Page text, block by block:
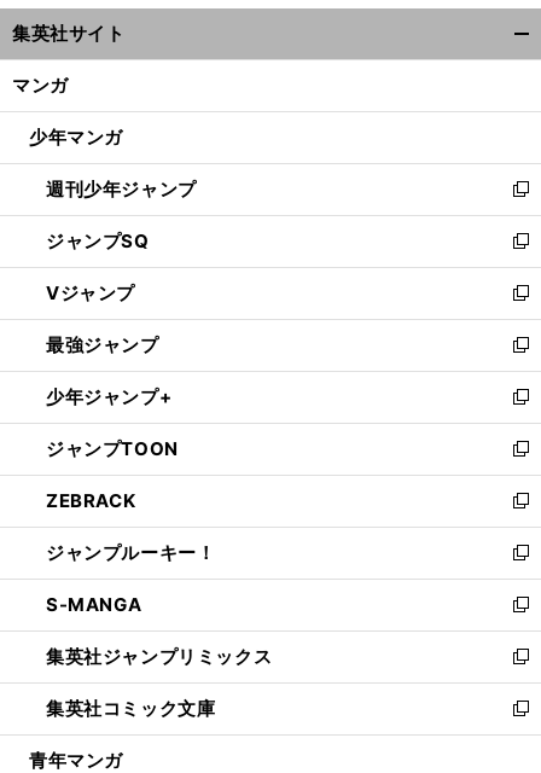
ウ
ィ
ン
ウ
開
く
集英社サイト
マンガ
少年マンガ
週刊少年ジャンプ
新
し
い
ウ
ィ
ン
ド
ウ
で
開
く
ジャンプSQ
新
し
い
ウ
ィ
ン
ド
ウ
で
開
く
Vジャンプ
新
し
い
ウ
ィ
ン
ド
ウ
で
開
く
最強ジャンプ
新
し
い
ウ
ィ
ン
ド
ウ
で
開
く
少年ジャンプ+
新
し
い
ウ
ィ
ン
ド
ウ
で
開
く
ジャンプTOON
新
し
い
ウ
ィ
ン
ド
ウ
で
開
く
ZEBRACK
新
し
い
ウ
ィ
ン
ド
ウ
で
開
ジャンプルーキー！
新
し
い
ウ
ィ
ン
ド
ウ
S-MANGA
新
し
い
ウ
ィ
ン
集英社ジャンプリミックス
新
し
い
ウ
集英社コミック文庫
新
し
青年マンガ